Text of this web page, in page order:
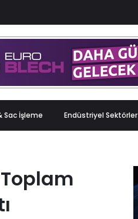
Sac İşleme Endüstriyel Sektörler